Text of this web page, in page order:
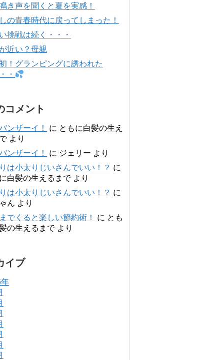
き声を聞くと夏を実感！
の青春時代に戻ってしまった！
挑戦は続く・・・
近い？母親
！グランピングに誘われた
・
コメント
ンザーイ！ に ともに白髪の生え
より
ンザーイ！
に ジェリー より
は小太りじいさんでいい！？ に
白髪の生えるまでより
は小太りじいさんでいい！？ に
ん より
でくると楽しい節約術！
に とも
の生えるまでより
イブ